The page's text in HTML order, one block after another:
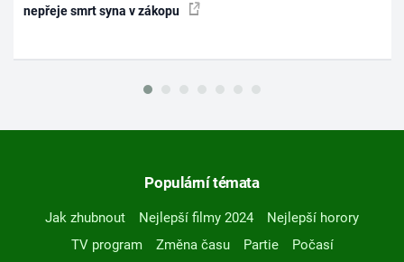
nepřeje smrt syna v zákopu
Populární témata
Jak zhubnout Nejlepší filmy 2024
Nejlepší horory
TV program
Změna času Partie
Počasí